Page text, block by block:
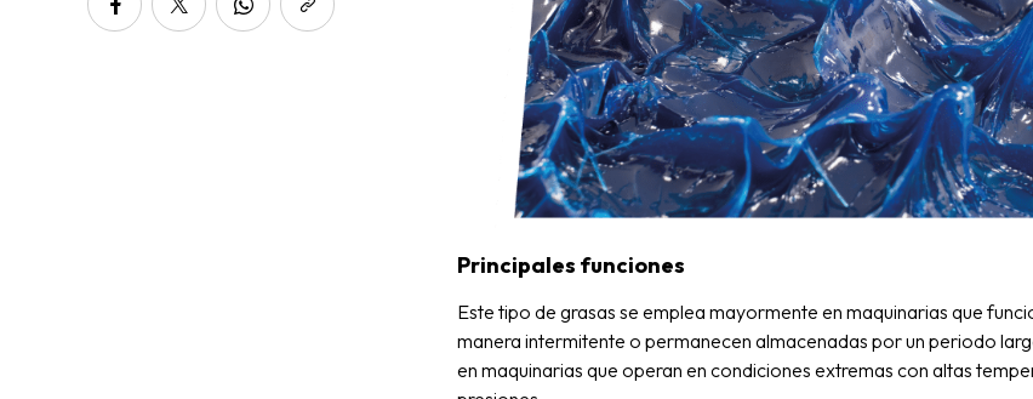
Principales funciones
Este tipo de grasas se emplea mayormente en maquinarias que
manera intermitente o permanecen almacenadas por un periodo
en maquinarias que operan en condiciones extremas con altas